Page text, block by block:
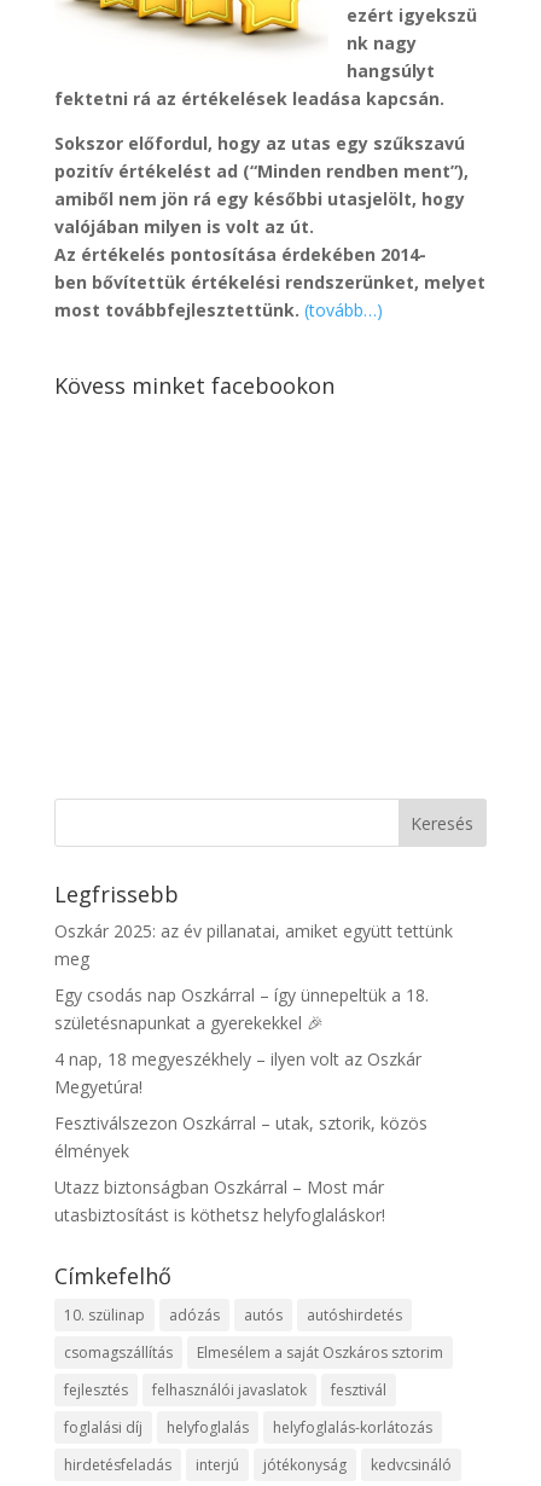
ezért igyekszü
nk nagy
hangsúlyt
fektetni rá az értékelések leadása kapcsán.
Sokszor előfordul, hogy az utas egy szűkszavú
pozitív értékelést ad (“Minden rendben ment”),
amiből nem jön rá egy későbbi utasjelölt, hogy
valójában milyen is volt az út.
Az értékelés pontosítása érdekében 2014-
ben bővítettük értékelési rendszerünket, melyet
most továbbfejlesztettünk. (tovább…)
Kövess minket facebookon
Legfrissebb
Oszkár 2025: az év pillanatai, amiket együtt tettünk
meg
Egy csodás nap Oszkárral – így ünnepeltük a 18.
születésnapunkat a gyerekekkel 🎉
4 nap, 18 megyeszékhely – ilyen volt az Oszkár
Megyetúra!
Fesztiválszezon Oszkárral – utak, sztorik, közös
élmények
Utazz biztonságban Oszkárral – Most már
utasbiztosítást is köthetsz helyfoglaláskor!
Címkefelhő
10. szülinap adózás autós
autóshirdetés
csomagszállítás
Elmesélem a saját Oszkáros sztorim
fejlesztés
felhasználói javaslatok
fesztivál
foglalási díj
helyfoglalás
helyfoglalás-korlátozás
hirdetésfeladás
interjú jótékonyság kedvcsináló